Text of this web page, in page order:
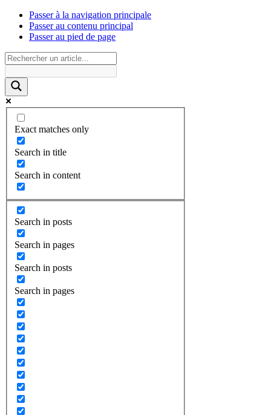
Passer à la navigation principale
Passer au contenu principal
Passer au pied de page
Exact matches only
Search in title
Search in content
Search in posts
Search in pages
Search in posts
Search in pages